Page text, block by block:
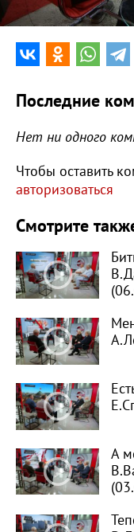
Последние
Нет ни одного
Чтобы оставить
авторизоваться
Смотрите
А